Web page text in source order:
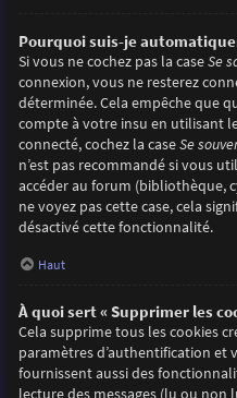
Pourquoi suis-je
Si vous ne cochez pas la caseSe
connexion, vous ne resterez
déterminée. Cela empêche que
compte à votre insu en utilisant
connecté, cochez la caseSe
n’est pas recommandé si vous
accéder au forum (bibliothèque,
ne voyez pas cette case, cela
désactivé cette fonctionnalité.
Haut
À quoi sert « Supprimer les
Cela supprime tous les cookies
paramètres d’authentification et
fournissent aussi des
lecture des messages (lu ou non